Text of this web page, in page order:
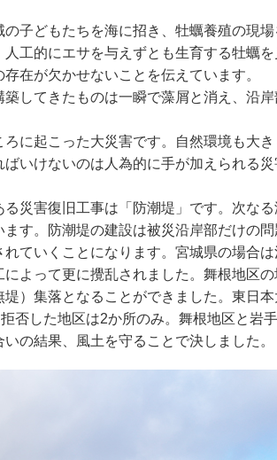
子どもたちを海に招き、牡蠣養殖の現
工的にエサを与えずとも生育する牡蠣
在が欠かせないことを伝えています。
してきたものは一瞬で藻屑と消え、沿岸
に起こった大災害です。自然環境も大
いけないのは人為的に手が加えられる
災害復旧工事は「防潮堤」です。次な
す。防潮堤の建設は被災沿岸部だけの
ていくことになります。宮城県の場合
よって更に攪乱されました。舞根地区
）集落となることができました。東日
否した地区は2か所のみ。舞根地区と岩
の結果、風土を守ることで決しました。